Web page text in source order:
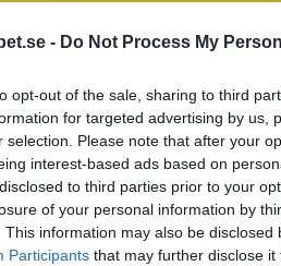
- Do Not Process My
opt-out of the sale, sharing to third
for targeted advertising by us,
selection. Please note that after your
interest-based ads based on
to third parties prior to your
of your personal information by
This information may also be
Participants that may further disclose it
Nästa sida »
2016-08-21 10:22